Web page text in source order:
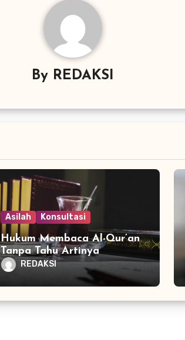
By REDAKSI
Asilah Konsultasi
Hukum Membaca Al-Qur’an
Tanpa Tahu Artinya
REDAKSI